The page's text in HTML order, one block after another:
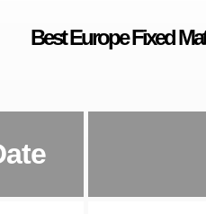
Best Europe Fixed